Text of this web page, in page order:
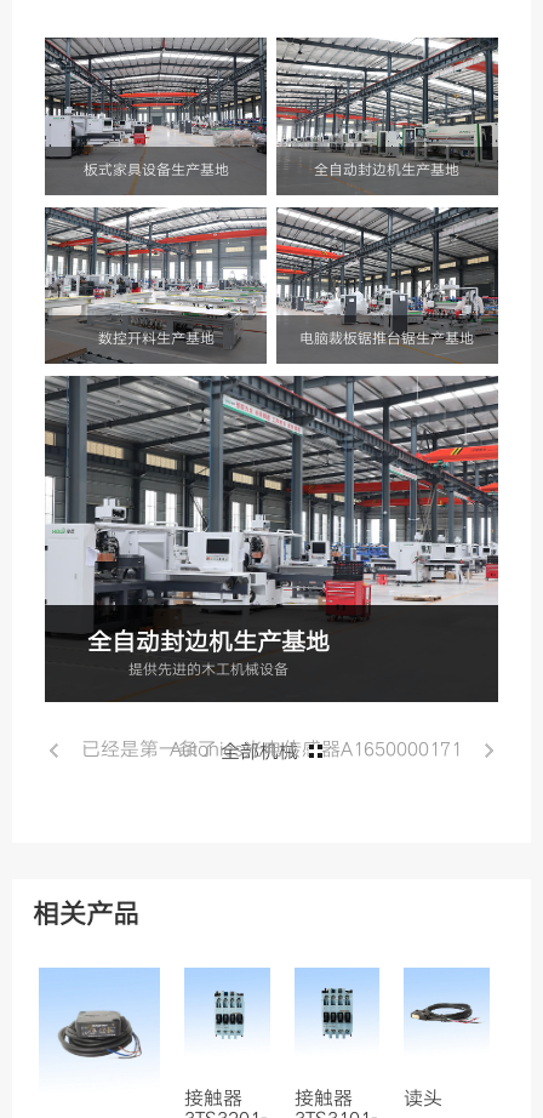
板式家具设备生产基地 全自动封边机生产基地
数控开料生产基地 电脑裁板锯推台锯生产基地
全自动封边机生产基地
提供先进的木工机械设备
已经是第一条了全部机械
Autonics光电传感器A1650000171
相关产品
接触器
接触器
读头